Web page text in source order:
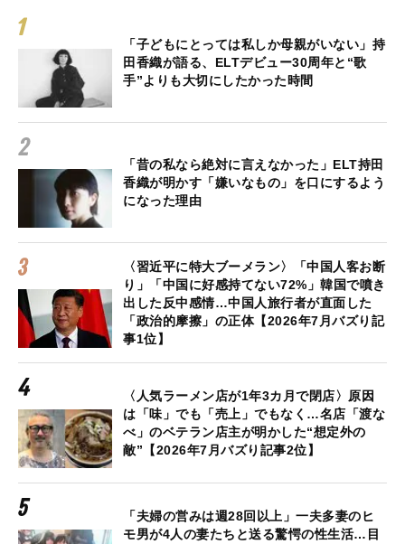
「子どもにとっては私しか母親がいない」持
田香織が語る、ELTデビュー30周年と“歌
手”よりも大切にしたかった時間
「昔の私なら絶対に言えなかった」ELT持田
香織が明かす「嫌いなもの」を口にするよう
になった理由
〈習近平に特大ブーメラン〉「中国人客お断
り」「中国に好感持てない72%」韓国で噴き
出した反中感情…中国人旅行者が直面した
「政治的摩擦」の正体【2026年7月バズり記
事1位】
〈人気ラーメン店が1年3カ月で閉店〉原因
は「味」でも「売上」でもなく…名店「渡な
べ」のベテラン店主が明かした“想定外の
敵”【2026年7月バズり記事2位】
「夫婦の営みは週28回以上」一夫多妻のヒ
モ男が4人の妻たちと送る驚愕の性生活…目